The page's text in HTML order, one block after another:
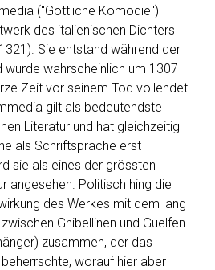
("Göttliche Komödie")
des italienischen Dichters
Sie entstand während der
wurde wahrscheinlich um 1307
Zeit vor seinem Tod vollendet
gilt als bedeutendste
Literatur und hat gleichzeitig
als Schriftsprache erst
sie als eines der grössten
angesehen. Politisch hing die
des Werkes mit dem lang
Ghibellinen und Guelfen
zusammen, der das
worauf hier aber